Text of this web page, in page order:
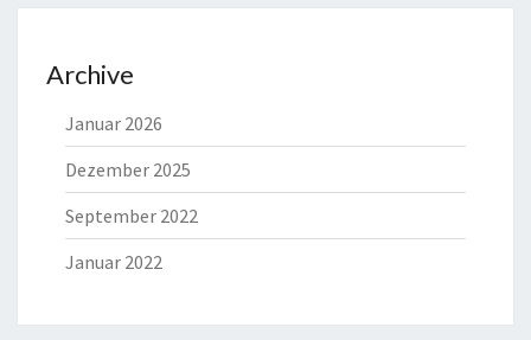
Archive
Januar 2026
Dezember 2025
September 2022
Januar 2022